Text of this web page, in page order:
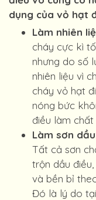
dụng của vỏ hạt
Làm nhiên
cháy cực kì
nhưng do số
nhiên liệu vì
cháy vỏ hạt
nóng bức
điều làm
Làm sơn
Tất cả sơn
trộn dầu
và bền bỉ
Đó là lý do